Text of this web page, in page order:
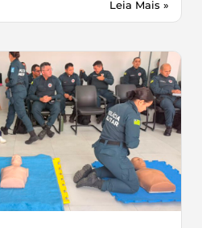
Leia Mais »